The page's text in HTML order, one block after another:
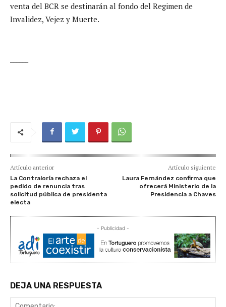
venta del BCR se destinarán al fondo del Regimen de
Invalidez, Vejez y Muerte.
Artículo anterior
La Contraloría rechaza el
pedido de renuncia tras
solicitud pública de presidenta
electa
Artículo siguiente
Laura Fernández confirma que
ofrecerá Ministerio de la
Presidencia a Chaves
- Publicidad -
DEJA UNA RESPUESTA